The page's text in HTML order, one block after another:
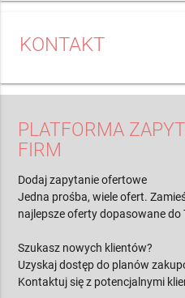
KONTAKT
PLATFORMA
FIRM
Dodaj zapytanie ofertowe
Jedna prośba, wiele ofert.
najlepsze oferty dopasowane do
Szukasz nowych klientów?
Uzyskaj dostęp do planów
Kontaktuj się z potencjalnymi